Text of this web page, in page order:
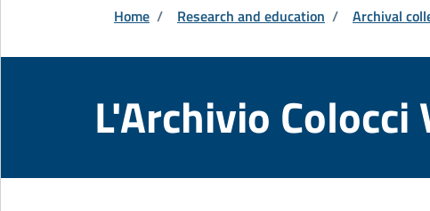
Home / Research and education / Archival
L'Archivio Colocci